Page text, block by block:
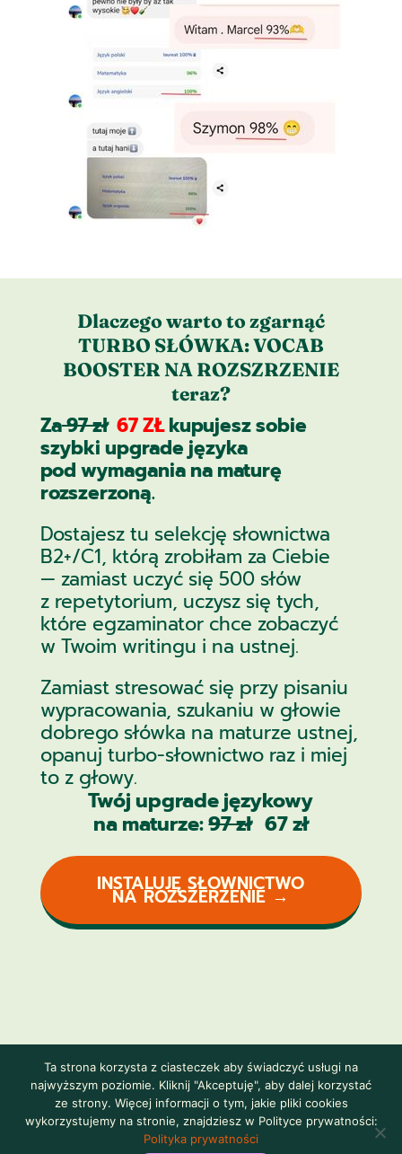
Dlaczego warto to zgarnąć
TURBO SŁÓWKA: VOCAB
BOOSTER NA ROZSZRZENIE
teraz?
Za97 zł 67 ZŁkupujesz sobie
szybki upgrade języka
pod wymagania na maturę
rozszerzoną.
Dostajesz tu selekcję słownictwa
B2+/C1, którą zrobiłam za Ciebie
— zamiast uczyć się 500 słów
z repetytorium, uczysz się tych,
które egzaminator chce zobaczyć
w Twoim writingu i na ustnej.
Zamiast stresować się przy pisaniu
wypracowania, szukaniu w głowie
dobrego słówka na maturze ustnej,
opanuj turbo-słownictwo raz i miej
to z głowy.
Twój upgrade językowy
na maturze:97 zł67 zł
INSTALUJĘ SŁOWNICTWO
NA ROZSZERZENIE →
Polityka prywatności
Ta strona korzysta z ciasteczek aby świadczyć usługi na
najwyższym poziomie. Kliknij "Akceptuję", aby dalej korzystać
ze strony. Więcej informacji o tym, jakie pliki cookies
wykorzystujemy na stronie, znajdziesz w Polityce prywatności:
Polityka prywatności